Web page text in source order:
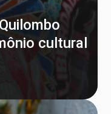
cultural